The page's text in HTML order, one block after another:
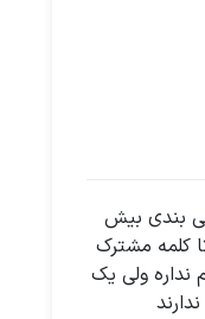
بندی بیش
کلمه مشترک
ولی یک